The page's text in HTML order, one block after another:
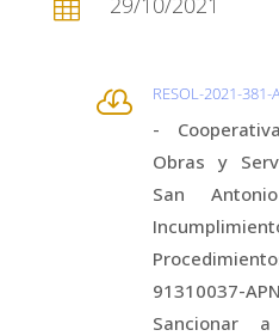

 RESOL-2021-381-
-
Obras y
San
91310037-
Sancionar